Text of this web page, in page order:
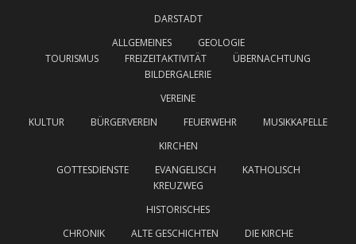
DARSTADT
ALLGEMEINES
GEOLOGIE
TOURISMUS
FREIZEITAKTIVITÄT
ÜBERNACHTUNG
BILDERGALERIE
VEREINE
KULTUR
BÜRGERVEREIN FEUERWEHR
MUSIKKAPELLE
KIRCHEN
GOTTESDIENSTE
EVANGELISCH
KATHOLISCH
KREUZWEG
HISTORISCHES
CHRONIK
ALTE GESCHICHTEN
DIE KIRCHE